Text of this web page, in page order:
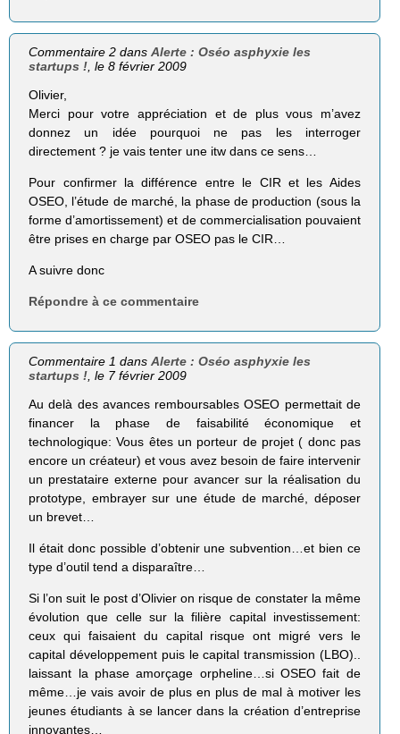
Commentaire 2 dansAlerte : Oséo asphyxie les
startups ! , le 8 février 2009
Olivier,
Merci pour votre appréciation et de plus vous m’avez
donnez un idée pourquoi ne pas les interroger
directement ? je vais tenter une itw dans ce sens…
Pour confirmer la différence entre le CIR et les Aides
OSEO, l’étude de marché, la phase de production (sous la
forme d’amortissement) et de commercialisation pouvaient
être prises en charge par OSEO pas le CIR…
A suivre donc
Répondre à ce commentaire
Commentaire 1 dansAlerte : Oséo asphyxie les
startups ! , le 7 février 2009
Au delà des avances remboursables OSEO permettait de
financer la phase de faisabilité économique et
technologique: Vous êtes un porteur de projet ( donc pas
encore un créateur) et vous avez besoin de faire intervenir
un prestataire externe pour avancer sur la réalisation du
prototype, embrayer sur une étude de marché, déposer
un brevet…
Il était donc possible d’obtenir une subvention…et bien ce
type d’outil tend a disparaître…
Si l’on suit le post d’Olivier on risque de constater la même
évolution que celle sur la filière capital investissement:
ceux qui faisaient du capital risque ont migré vers le
capital développement puis le capital transmission (LBO)..
laissant la phase amorçage orpheline…si OSEO fait de
même…je vais avoir de plus en plus de mal à motiver les
jeunes étudiants à se lancer dans la création d’entreprise
innovantes…